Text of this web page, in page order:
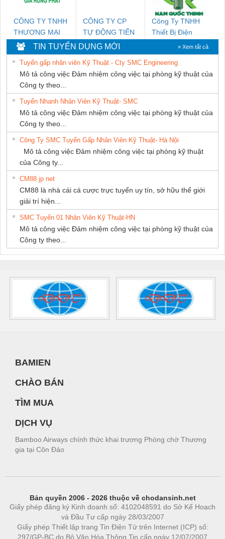
CÔNG TY TNHH
THƯƠNG MẠI
DỊCH VỤ KỸ
THUẬT ĐIỆN CƠ
GIA HƯNG PHÁT
CÔNG TY CP
TỰ ĐỘNG TIẾN
HƯNG
Công Ty TNHH
Thiết Bị Điện
Nam Quốc Thịnh
TIN TUYỂN DỤNG MỚI » Xem tất cả
Tuyển gấp nhân viên Kỹ Thuật - Cty SMC Engineering
Mô tả công việc Đảm nhiệm công việc tại phòng kỹ thuật của
Công ty theo...
Tuyển Nhanh Nhân Viên Kỹ Thuật- SMC
Mô tả công việc Đảm nhiệm công việc tại phòng kỹ thuật của
Công ty theo...
Công Ty SMC Tuyển Gấp Nhân Viên Kỹ Thuật- Hà Nội
Mô tả công việc Đảm nhiệm công việc tại phòng kỹ thuật
của Công ty...
CM88 jp net
CM88 là nhà cái cá cược trực tuyến uy tín, sở hữu thế giới
giải trí hiện...
SMC Tuyển 01 Nhân Viên Kỹ Thuật-HN
Mô tả công việc Đảm nhiệm công việc tại phòng kỹ thuật của
Công ty theo...
BAMIEN
CHÀO BÁN
TÌM MUA
DỊCH VỤ
Bamboo Airways chính thức khai trương Phòng chờ Thương
gia tại Côn Đảo
Bản quyền 2006 - 2026 thuộc về chodansinh.net
Giấy phép đăng ký Kinh doanh số: 4102048591 do Sở Kế Hoạch
và Đầu Tư cấp ngày 28/03/2007
Giấy phép Thiết lập trang Tin Điện Tử trên Internet (ICP) số:
297/GP-BC do Bộ Văn Hóa Thông Tin cấp ngày 12/07/2007